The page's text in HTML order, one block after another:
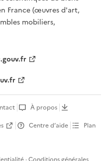
France (œuvres d'art,
mobiliers,
À propos
Centre d’aide
Plan